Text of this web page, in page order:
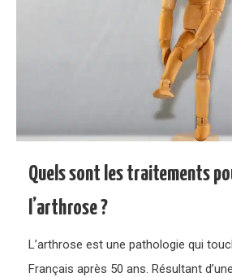
Quels sont les traitements
l’arthrose ?
L’arthrose est une pathologie qui
Français après 50 ans. Résultant